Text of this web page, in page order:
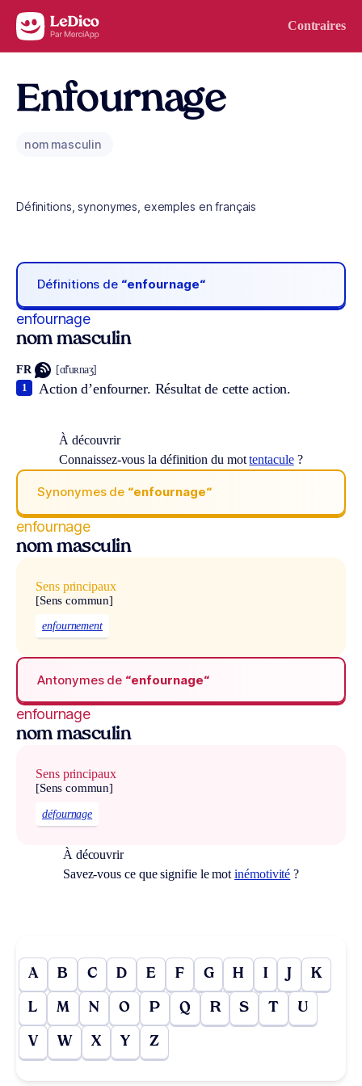
Aller au contenu Contraires
Enfournage
nom masculin
Définitions, synonymes, exemples en français
Définitions de “enfournage“
enfournage
nom masculin
FR [ɑ̃fuʀnaʒ]
Action d’enfourner. Résultat de cette action.
1
À découvrir
Connaissez-vous la définition du mottentacule?
Synonymes de “enfournage“
enfournage
nom masculin
Sens principaux
[Sens commun]
enfournement
Antonymes de “enfournage“
enfournage
nom masculin
Sens principaux
[Sens commun]
défournage
À découvrir
Savez-vous ce que signifie le motinémotivité ?
A B C D E F G H I J K
L M N O P Q R S T U
V W X Y Z